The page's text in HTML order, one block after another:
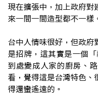
現在擴張中，加上政府對
來一間一間造型都不一樣
台中人情味很好，但政府
是招牌，這其實是一個
到處變成人家的廚房、
看，覺得這是台灣特色、
得還蠻遙遠的。